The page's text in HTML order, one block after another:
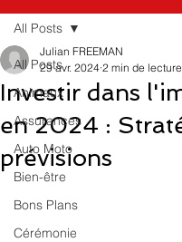
All Posts
Animaux
Assurances
Auto Moto
Bien-être
Bons Plans
Cérémonie
All Posts
Investir dans
en 2024 :
prévisions
Julian FREEMAN
29 avr. 2024 2 min de lecture